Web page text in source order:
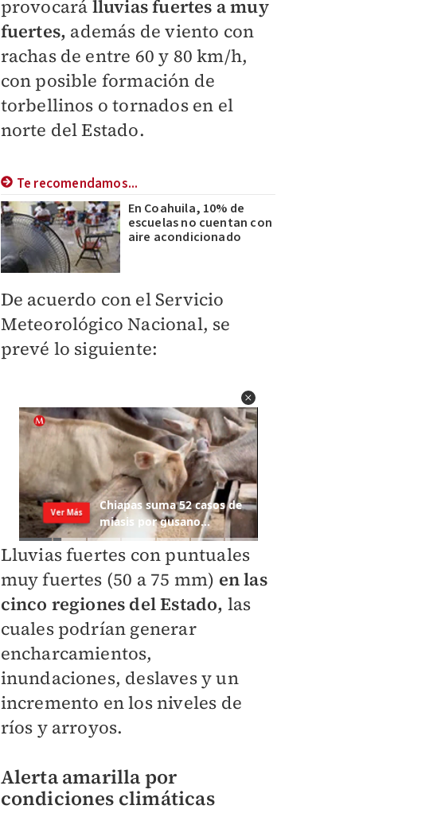
provocará lluvias fuertes a muy
fuertes, además de viento con
rachas de entre 60 y 80 km/h,
con posible formación de
torbellinos o tornados en el
norte del Estado.
Te recomendamos...
En Coahuila, 10% de
escuelas no cuentan con
aire acondicionado
De acuerdo con el Servicio
Meteorológico Nacional, se
prevé lo siguiente:
Lluvias fuertes con puntuales
muy fuertes (50 a 75 mm) en las
cinco regiones del Estado, las
cuales podrían generar
encharcamientos,
inundaciones, deslaves y un
incremento en los niveles de
ríos y arroyos.
Alerta amarilla por
condiciones climáticas